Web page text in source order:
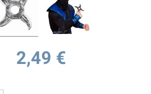
2,49 €